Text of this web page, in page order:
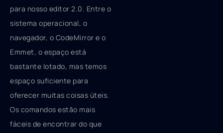
para nosso editor 2.0. Entre o
sistema operacional, o
navegador, o CodeMirror e o
Emmet, o espaço está
bastante lotado, mas temos
espaço suficiente para
oferecer muitas coisas úteis.
Os comandos estão mais
fáceis de encontrar do que